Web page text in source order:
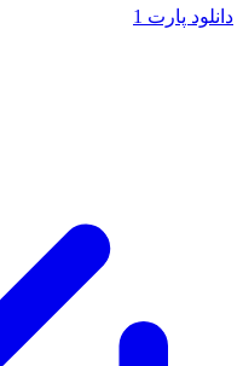
دانلود پارت 1